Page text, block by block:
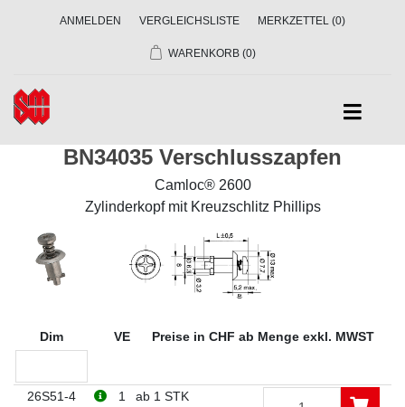
ANMELDEN VERGLEICHSLISTE MERKZETTEL (0)
WARENKORB (0)
BN34035 Verschlusszapfen
Camloc® 2600
Zylinderkopf mit Kreuzschlitz Phillips
Dim VE Preise in CHF ab Menge exkl. MWST
26S51-4 1
ab 1 STK